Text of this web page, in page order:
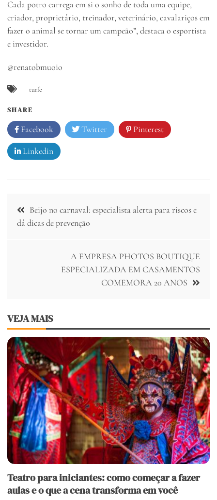
Cada potro carrega em si o sonho de toda uma equipe,
criador, proprietário, treinador, veterinário, cavalariços em
fazer o animal se tornar um campeão”, destaca o esportista
e investidor.
@renatobmuoio
turfe
SHARE
Facebook Twitter Pinterest
Linkedin
Navegação
de
Beijo no carnaval: especialista alerta para riscos e
dá dicas de prevenção
A EMPRESA PHOTOS BOUTIQUE
ESPECIALIZADA EM CASAMENTOS
COMEMORA 20 ANOS
VEJA MAIS
Teatro para iniciantes: como começar a fazer
aulas e o que a cena transforma em você